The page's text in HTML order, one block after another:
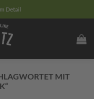
Detail
MIT